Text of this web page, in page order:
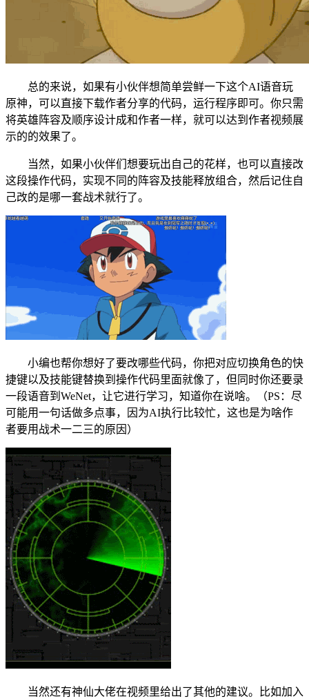
总的来说，如果有小伙伴想简单尝鲜一下这个AI语音玩
原神，可以直接下载作者分享的代码，运行程序即可。你只需
将英雄阵容及顺序设计成和作者一样，就可以达到作者视频展
示的的效果了。
当然，如果小伙伴们想要玩出自己的花样，也可以直接改
这段操作代码，实现不同的阵容及技能释放组合，然后记住自
己改的是哪一套战术就行了。
小编也帮你想好了要改哪些代码，你把对应切换角色的快
捷键以及技能键替换到操作代码里面就像了，但同时你还要录
一段语音到WeNet，让它进行学习，知道你在说啥。（PS：尽
可能用一句话做多点事，因为AI执行比较忙，这也是为啥作
者要用战术一二三的原因）
当然还有神仙大佬在视频里给出了其他的建议。比如加入